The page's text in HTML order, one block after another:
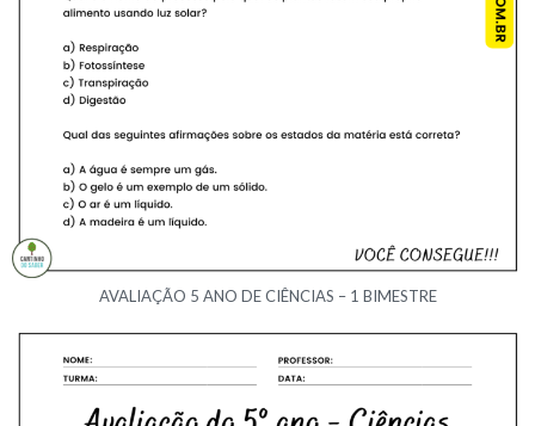
AVALIAÇÃO 5 ANO DE CIÊNCIAS – 1 BIMESTRE